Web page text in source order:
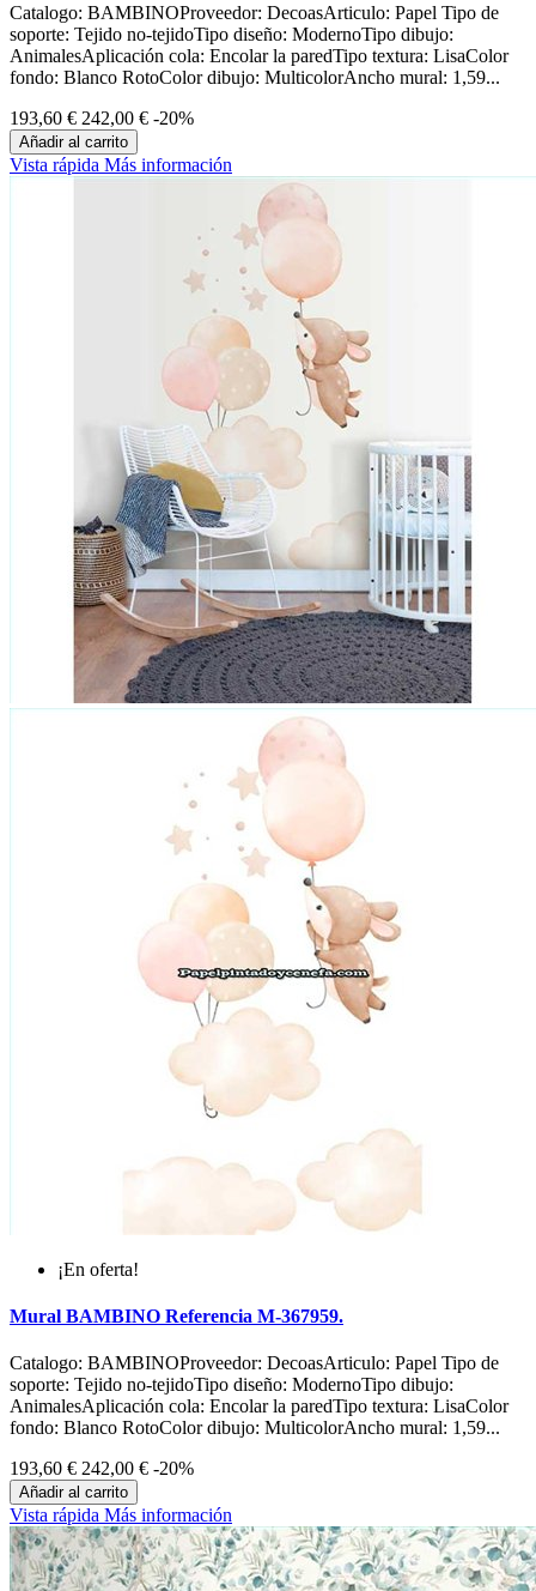
Catalogo: BAMBINOProveedor: DecoasArticulo: Papel Tipo de
soporte: Tejido no-tejidoTipo diseño: ModernoTipo dibujo:
AnimalesAplicación cola: Encolar la paredTipo textura: LisaColor
fondo: Blanco RotoColor dibujo: MulticolorAncho mural: 1,59...
193,60 € 242,00 € -20%
Añadir al carrito
Vista rápida Más información
¡En oferta!
Mural BAMBINO Referencia M-367959.
Catalogo: BAMBINOProveedor: DecoasArticulo: Papel Tipo de
soporte: Tejido no-tejidoTipo diseño: ModernoTipo dibujo:
AnimalesAplicación cola: Encolar la paredTipo textura: LisaColor
fondo: Blanco RotoColor dibujo: MulticolorAncho mural: 1,59...
193,60 € 242,00 € -20%
Añadir al carrito
Vista rápida Más información